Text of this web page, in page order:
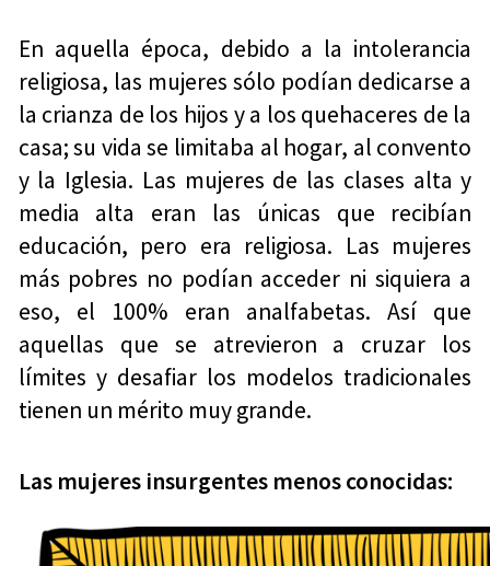
En aquella época, debido a la intolerancia
religiosa, las mujeres sólo podían dedicarse a
la crianza de los hijos y a los quehaceres de la
casa; su vida se limitaba al hogar, al convento
y la Iglesia. Las mujeres de las clases alta y
media alta eran las únicas que recibían
educación, pero era religiosa. Las mujeres
más pobres no podían acceder ni siquiera a
eso, el 100% eran analfabetas. Así que
aquellas que se atrevieron a cruzar los
límites y desafiar los modelos tradicionales
tienen un mérito muy grande.
Las mujeres insurgentes menos conocidas: